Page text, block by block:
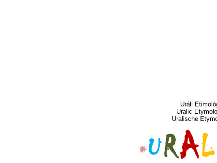
Uráli
Uralic
Uralische